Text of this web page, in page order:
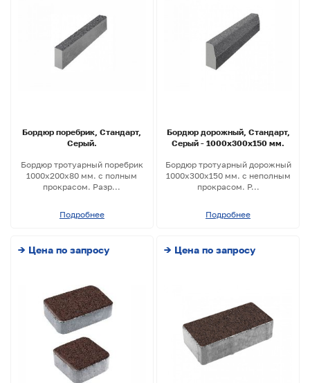
Бордюр поребрик, Стандарт,
Серый.
Бордюр тротуарный поребрик
1000х200х80 мм. с полным
прокрасом. Разр...
Подробнее
Бордюр дорожный, Стандарт,
Серый - 1000х300х150 мм.
Бордюр тротуарный дорожный
1000х300х150 мм. с неполным
прокрасом. Р...
Подробнее
→ Цена по запросу → Цена по запросу